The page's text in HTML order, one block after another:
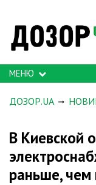
МЕНЮ
ДОЗОР.UA
В Киевской
раньше, чем